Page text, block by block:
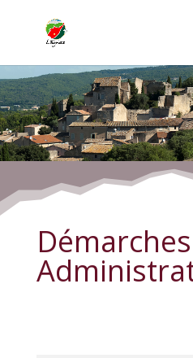
Démarches
Démarches